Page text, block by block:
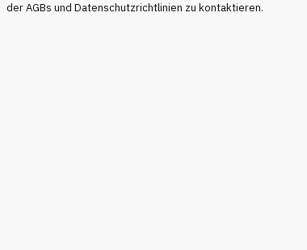
der AGBs und Datenschutzrichtlinien zu kontaktieren.